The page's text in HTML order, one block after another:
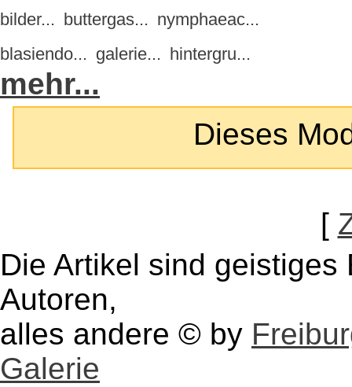
bilder... buttergas... nymphaeac...
blasiendo... galerie... hintergru...
mehr...
Dieses
[
Die Artikel sind
Autoren,
alles andere © by
Galerie